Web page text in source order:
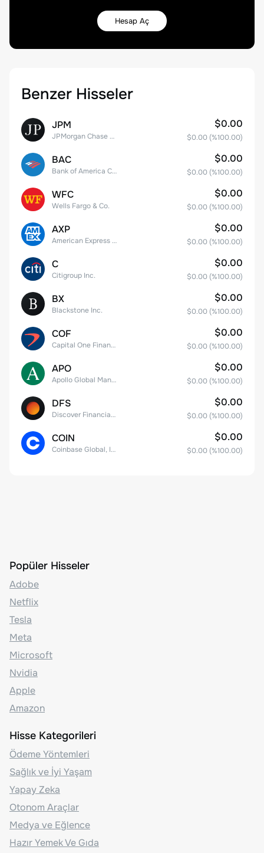
Hesap Aç
Benzer Hisseler
JPM
JPMorgan Chase & Co.
$0.00
$0.00 (%100.00)
BAC
Bank of America Corporation
$0.00
$0.00 (%100.00)
WFC
Wells Fargo & Co.
$0.00
$0.00 (%100.00)
AXP
American Express Company
$0.00
$0.00 (%100.00)
C
Citigroup Inc.
$0.00
$0.00 (%100.00)
BX
Blackstone Inc.
$0.00
$0.00 (%100.00)
COF
Capital One Financial
$0.00
$0.00 (%100.00)
APO
Apollo Global Management, Inc.
$0.00
$0.00 (%100.00)
DFS
Discover Financial Services
$0.00
$0.00 (%100.00)
COIN
Coinbase Global, Inc. Class A Common Stock
$0.00
$0.00 (%100.00)
Popüler Hisseler
Adobe
Netflix
Tesla
Meta
Microsoft
Nvidia
Apple
Amazon
Hisse Kategorileri
Ödeme Yöntemleri
Sağlık ve İyi Yaşam
Yapay Zeka
Otonom Araçlar
Medya ve Eğlence
Hazır Yemek Ve Gıda